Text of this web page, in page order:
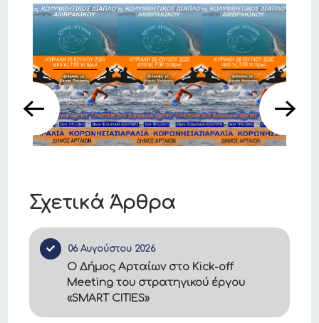
Σχετικά Άρθρα
06 Αυγούστου 2026
Ο Δήμος Αρταίων στο Kick-off
Meeting του στρατηγικού έργου
«SMART CITIES»